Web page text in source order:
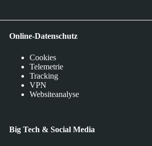
Online-Datenschutz
Cookies
Telemetrie
Tracking
VPN
Websiteanalyse
Big Tech & Social Media